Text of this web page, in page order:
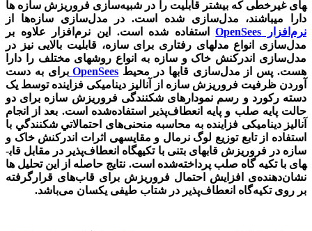
های غیرخطی که بیشتر قابلیت را در شبیه‌سازی فروریزش سازه ­ها
دارا می­باشند، مدل‌سازی شده است. در مدل‌سازی سازه­ها از
نرم‌افزار OpenSees
استفاده‌ شده است. این نرم‌افزار علاوه بر
مدل‌سازی انواع مدل­های رفتاری برای سازه، قابلیت بالایی نیز در
مدل‌سازی اندرکنش خاک و سازه به انواع روش­های مختلف را دارا
هست. پس از مدل‌سازی قاب­ها در محیط OpenSees برای به دست
آوردن ظرفیت فروریزش سازه از آنالیز دینامیکی فزاینده توسط یک
دسته رکورد و رسم نمودار­های شکنندگی فروریزش سازه برای دو
حالت پایه صلب و پایه انعطاف‌پذیر استفاده‌شده است. بعد از انجام
آنالیز دینامیکی فزاینده به محاسبه منحنی‌های احتمالاتي شكنندگي با
استفاده از تابع توزیع لوگ نرمال و مقایسه­ی اثرات اندرکنش خاک و
سازه در فروریزش قاب­های بتنی با تکیه­گاه انعطاف‌پذیر در مقابل قاب­
های ­با تکیه­ گاه صلب پرداخته‌شده است. نتايج حاصله از اين تحليل­ ها
نشان‌دهنده‌ی افزایش احتمال فروريزش برای قاب‌های قرارگرفته
بر روی تکیه‌گاه انعطاف‌پذیر در شتاب طیفی يكسان می‌باشد.